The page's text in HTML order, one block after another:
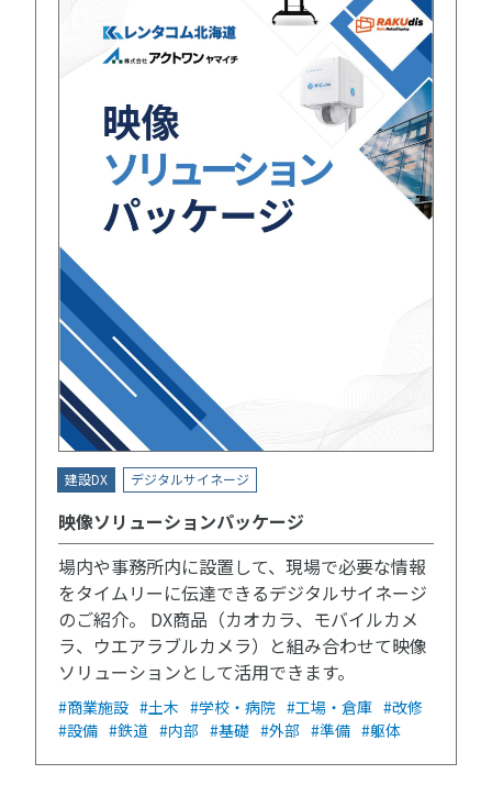
建設DX デジタルサイネージ
映像ソリューションパッケージ
場内や事務所内に設置して、現場で必要な情報
をタイムリーに伝達できるデジタルサイネージ
のご紹介。 DX商品（カオカラ、モバイルカメ
ラ、ウエアラブルカメラ）と組み合わせて映像
ソリューションとして活用できます。
#商業施設 #土木 #学校・病院 #工場・倉庫 #改修
#設備 #鉄道 #内部 #基礎 #外部 #準備 #躯体